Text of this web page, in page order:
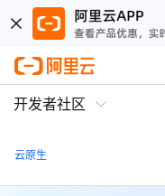
开发者社区
云原生